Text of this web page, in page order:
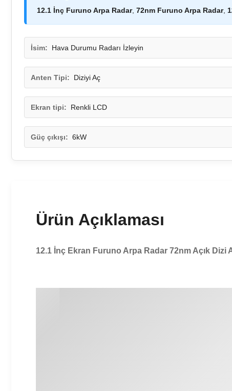
12.1 İnç Furuno Arpa Radar, 72nm Furuno Arpa Radar,
İsim: Hava Durumu Radarı İzleyin
Anten Tipi: Diziyi Aç
Ekran tipi: Renkli LCD
Güç çıkışı: 6kW
Ürün Açıklaması
12.1 İnç Ekran Furuno Arpa Radar 72nm Açık Dizi